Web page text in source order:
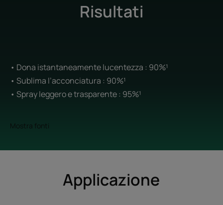
Risultati
• Dona istantaneamente lucentezza : 90%¹
• Sublima l’acconciatura : 90%¹
• Spray leggero e trasparente : 95%¹
Mostra fonti
Applicazione